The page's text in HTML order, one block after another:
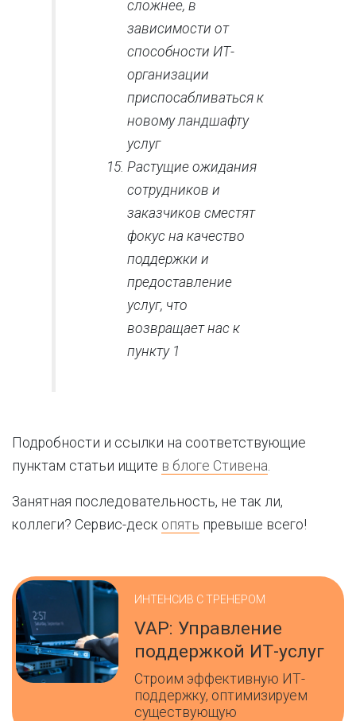
сложнее, в
зависимости от
способности ИТ-
организации
приспосабливаться к
новому ландшафту
услуг
Растущие ожидания
сотрудников и
заказчиков сместят
фокус на качество
поддержки и
предоставление
услуг, что
возвращает нас к
пункту 1
Подробности и ссылки на соответствующие
пунктам статьи ищите в блоге Стивена.
Занятная последовательность, не так ли,
коллеги? Сервис-деск опять превыше всего!
ИНТЕНСИВ С ТРЕНЕРОМ
VAP: Управление
поддержкой ИТ-услуг
Строим эффективную ИТ-
поддержку, оптимизируем
существующую